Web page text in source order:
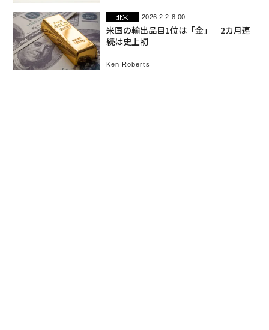
北米 2026.2.2 8:00
米国の輸出品目1位は「金」 2カ月連
続は史上初
Ken Roberts